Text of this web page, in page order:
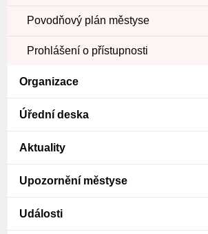
Povodňový plán městyse
Prohlášení o přístupnosti
Organizace
Úřední deska
Aktuality
Upozornění městyse
Události